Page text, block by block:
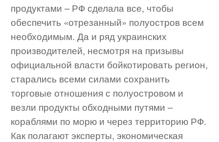
продуктами – РФ сделала все, чтобы
обеспечить «отрезанный» полуостров всем
необходимым. Да и ряд украинских
производителей, несмотря на призывы
официальной власти бойкотировать регион,
старались всеми силами сохранить
торговые отношения с полуостровом и
везли продукты обходными путями –
кораблями по морю и через территорию РФ.
Как полагают эксперты, экономическая